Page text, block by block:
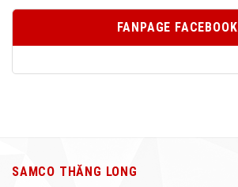
FANPAGE FACEBOOK
SAMCO THĂNG LONG